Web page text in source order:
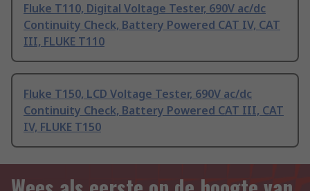
Fluke T110, Digital Voltage Tester, 690V ac/dc
Continuity Check, Battery Powered CAT IV, CAT
III, FLUKE T110
Fluke T150, LCD Voltage Tester, 690V ac/dc
Continuity Check, Battery Powered CAT III, CAT
IV, FLUKE T150